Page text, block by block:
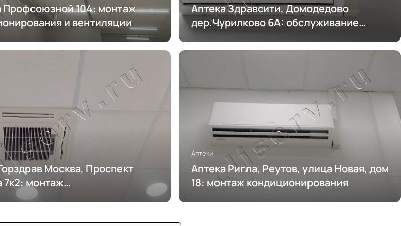
Профсоюзной 104: монтаж
и вентиляции
Аптека Здравсити, Домодедово
дер.Чурилково 6А: обслуживание
Москва, Проспект
7к2: монтаж
Аптеки
Аптека Ригла, Реутов, улица Новая, дом
18: монтаж кондиционирования